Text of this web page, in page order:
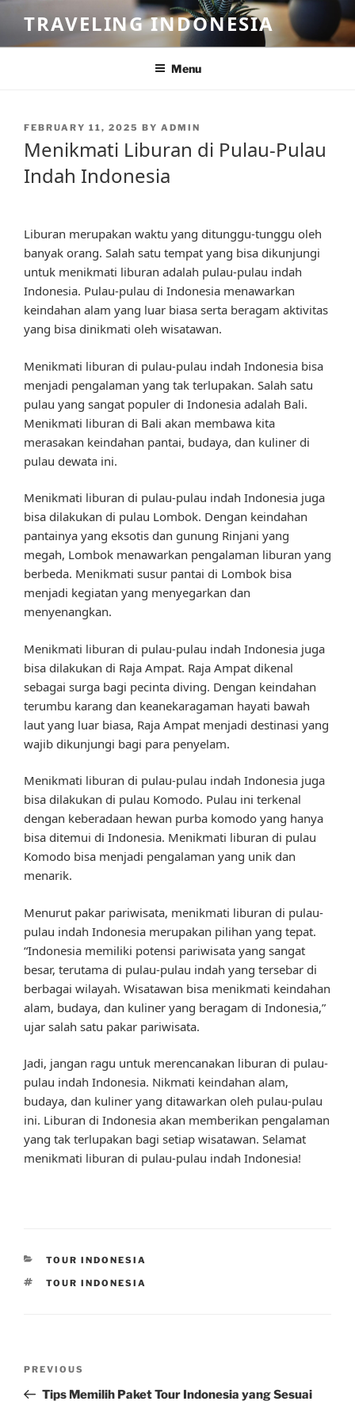
content
TRAVELING INDONESIA
Menu
POSTED
FEBRUARY 11, 2025 BY ADMIN
Menikmati Liburan di Pulau-Pulau
Indah Indonesia
Liburan merupakan waktu yang ditunggu-tunggu oleh
banyak orang. Salah satu tempat yang bisa dikunjungi
untuk menikmati liburan adalah pulau-pulau indah
Indonesia. Pulau-pulau di Indonesia menawarkan
keindahan alam yang luar biasa serta beragam aktivitas
yang bisa dinikmati oleh wisatawan.
Menikmati liburan di pulau-pulau indah Indonesia bisa
menjadi pengalaman yang tak terlupakan. Salah satu
pulau yang sangat populer di Indonesia adalah Bali.
Menikmati liburan di Bali akan membawa kita
merasakan keindahan pantai, budaya, dan kuliner di
pulau dewata ini.
Menikmati liburan di pulau-pulau indah Indonesia juga
bisa dilakukan di pulau Lombok. Dengan keindahan
pantainya yang eksotis dan gunung Rinjani yang
megah, Lombok menawarkan pengalaman liburan yang
berbeda. Menikmati susur pantai di Lombok bisa
menjadi kegiatan yang menyegarkan dan
menyenangkan.
Menikmati liburan di pulau-pulau indah Indonesia juga
bisa dilakukan di Raja Ampat. Raja Ampat dikenal
sebagai surga bagi pecinta diving. Dengan keindahan
terumbu karang dan keanekaragaman hayati bawah
laut yang luar biasa, Raja Ampat menjadi destinasi yang
wajib dikunjungi bagi para penyelam.
Menikmati liburan di pulau-pulau indah Indonesia juga
bisa dilakukan di pulau Komodo. Pulau ini terkenal
dengan keberadaan hewan purba komodo yang hanya
bisa ditemui di Indonesia. Menikmati liburan di pulau
Komodo bisa menjadi pengalaman yang unik dan
menarik.
Menurut pakar pariwisata, menikmati liburan di pulau-
pulau indah Indonesia merupakan pilihan yang tepat.
“Indonesia memiliki potensi pariwisata yang sangat
besar, terutama di pulau-pulau indah yang tersebar di
berbagai wilayah. Wisatawan bisa menikmati keindahan
alam, budaya, dan kuliner yang beragam di Indonesia,”
ujar salah satu pakar pariwisata.
Jadi, jangan ragu untuk merencanakan liburan di pulau-
pulau indah Indonesia. Nikmati keindahan alam,
budaya, dan kuliner yang ditawarkan oleh pulau-pulau
ini. Liburan di Indonesia akan memberikan pengalaman
yang tak terlupakan bagi setiap wisatawan. Selamat
menikmati liburan di pulau-pulau indah Indonesia!
CATEGORIES
TOUR INDONESIA
TAGS
TOUR INDONESIA
Previous
Post
PREVIOUS
Tips Memilih Paket Tour Indonesia yang Sesuai